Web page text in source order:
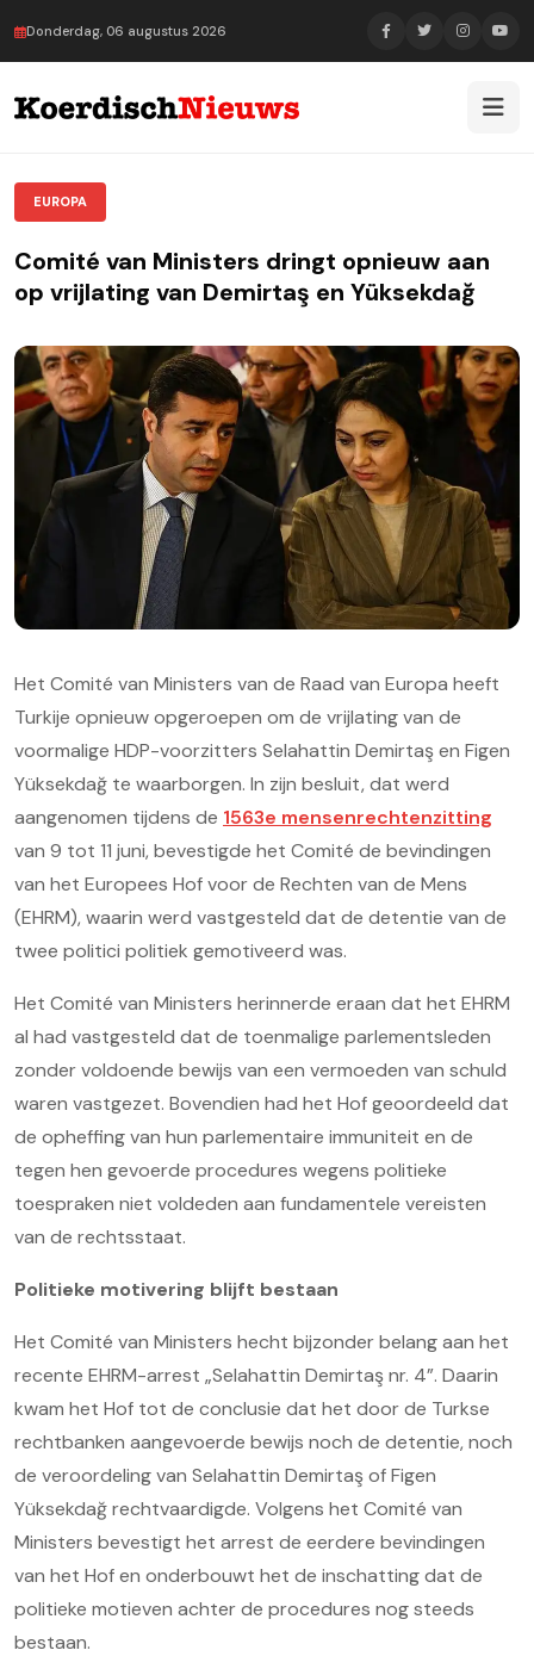
Donderdag, 06 augustus 2026
EUROPA
Comité van Ministers dringt opnieuw aan
op vrijlating van Demirtaş en Yüksekdağ
Het Comité van Ministers van de Raad van Europa heeft
Turkije opnieuw opgeroepen om de vrijlating van de
voormalige HDP-voorzitters Selahattin Demirtaş en Figen
Yüksekdağ te waarborgen. In zijn besluit, dat werd
aangenomen tijdens de 1563e mensenrechtenzitting
van 9 tot 11 juni, bevestigde het Comité de bevindingen
van het Europees Hof voor de Rechten van de Mens
(EHRM), waarin werd vastgesteld dat de detentie van de
twee politici politiek gemotiveerd was.
Het Comité van Ministers herinnerde eraan dat het EHRM
al had vastgesteld dat de toenmalige parlementsleden
zonder voldoende bewijs van een vermoeden van schuld
waren vastgezet. Bovendien had het Hof geoordeeld dat
de opheffing van hun parlementaire immuniteit en de
tegen hen gevoerde procedures wegens politieke
toespraken niet voldeden aan fundamentele vereisten
van de rechtsstaat.
Politieke motivering blijft bestaan
Het Comité van Ministers hecht bijzonder belang aan het
recente EHRM-arrest „Selahattin Demirtaş nr. 4”. Daarin
kwam het Hof tot de conclusie dat het door de Turkse
rechtbanken aangevoerde bewijs noch de detentie, noch
de veroordeling van Selahattin Demirtaş of Figen
Yüksekdağ rechtvaardigde. Volgens het Comité van
Ministers bevestigt het arrest de eerdere bevindingen
van het Hof en onderbouwt het de inschatting dat de
politieke motieven achter de procedures nog steeds
bestaan.